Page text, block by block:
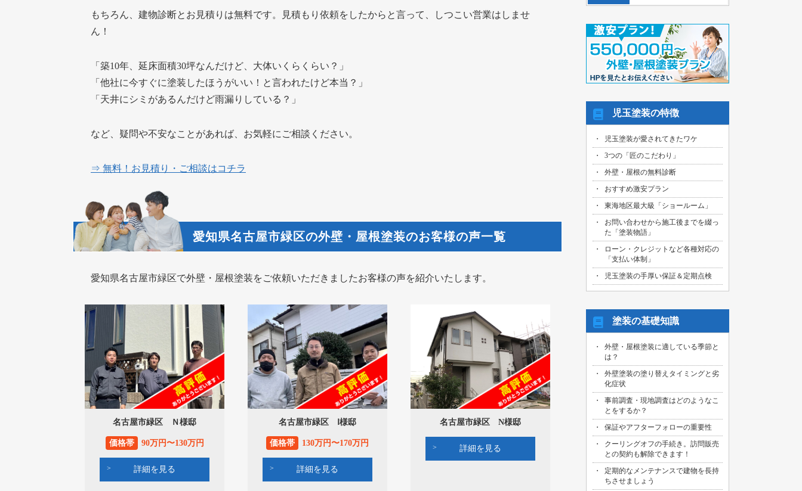
もちろん、建物診断とお見積りは無料です。見積もり依頼をしたからと言って、しつこい営業はしませ
ん！
「築10年、延床面積30坪なんだけど、大体いくらくらい？」
「他社に今すぐに塗装したほうがいい！と言われたけど本当？」
「天井にシミがあるんだけど雨漏りしている？」
など、疑問や不安なことがあれば、お気軽にご相談ください。
⇒ 無料！お見積り・ご相談はコチラ
愛知県名古屋市緑区の外壁・屋根塗装のお客様の声一覧
愛知県名古屋市緑区で外壁・屋根塗装をご依頼いただきましたお客様の声を紹介いたします。
名古屋市緑区 Ｎ様邸
価格帯 90万円〜130万円
詳細を見る
名古屋市緑区 Ⅰ様邸
価格帯 130万円〜170万円
詳細を見る
名古屋市緑区 N様邸
詳細を見る
修工事の御見積依頼を頂きました！
2026/08/01
名古屋市千種区のお客様より、外壁その
他塗装工事の御見積依頼を頂きました！
2026/08/01
名古屋市中川区のお客様より、雨漏れ修
2026/08/01
名古屋市名東区のお客様より、換気ファ
2026/08/01
名古屋市東区のお客様より、外壁その他
塗装工事の御見積依頼を頂きました！
2026/08/01
名古屋市天白区のお客様より、屋根外壁
その他塗装、ベランダ防水工事の御見積
依頼を頂きました！
2026/07/31
名古屋市東区のお客様より、原状回復工
事の御見積依頼を頂きました！
2026/07/31
2026/07/31
塗装工事の御見積依頼を頂きました！
2026/07/31
名古屋市守山区のお客様より、屋根塗装
工事の御見積依頼を頂きました！
2026/07/29
愛知県知多市のお客様より、外壁塗装・
ベランダ防水工事の御見積依頼を頂きま
した！
2026/07/29
名古屋市中川区のお客様より、外壁その
他塗装工事の御見積依頼を頂きました！
児玉塗装の特徴
児玉塗装が愛されてきたワケ
3つの「匠のこだわり」
外壁・屋根の無料診断
おすすめ激安プラン
東海地区最大級「ショールーム」
お問い合わせから施工後までを綴っ
た「塗装物語」
ローン・クレジットなど各種対応の
「支払い体制」
児玉塗装の手厚い保証＆定期点検
塗装の基礎知識
外壁・屋根塗装に適している季節と
は？
外壁塗装の塗り替えタイミングと劣
化症状
事前調査・現地調査はどのようなこ
とをするか？
保証やアフターフォローの重要性
クーリングオフの手続き。訪問販売
との契約も解除できます！
定期的なメンテナンスで建物を長持
ちさせましょう